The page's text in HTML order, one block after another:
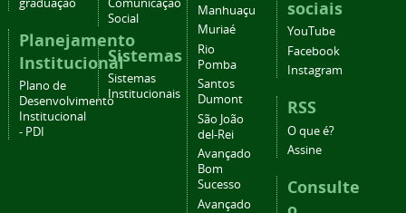
Planejamento
Institucional
Plano de
Desenvolvimento
Institucional
- PDI
Social
Sistemas
Sistemas
Institucionais
Manhuaçu
Muriaé
Rio
Pomba
Santos
Dumont
São João
del-Rei
Avançado
Bom
Sucesso
Avançado
sociais
YouTube
Facebook
Instagram
RSS
O que é?
Assine
Consulte